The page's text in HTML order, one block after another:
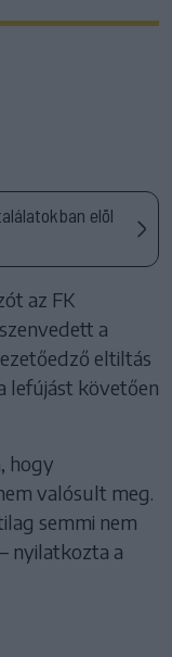
elöl
az FK
a
eltiltás
lefújást követően
hogy
valósult meg.
semmi nem
nyilatkozta a